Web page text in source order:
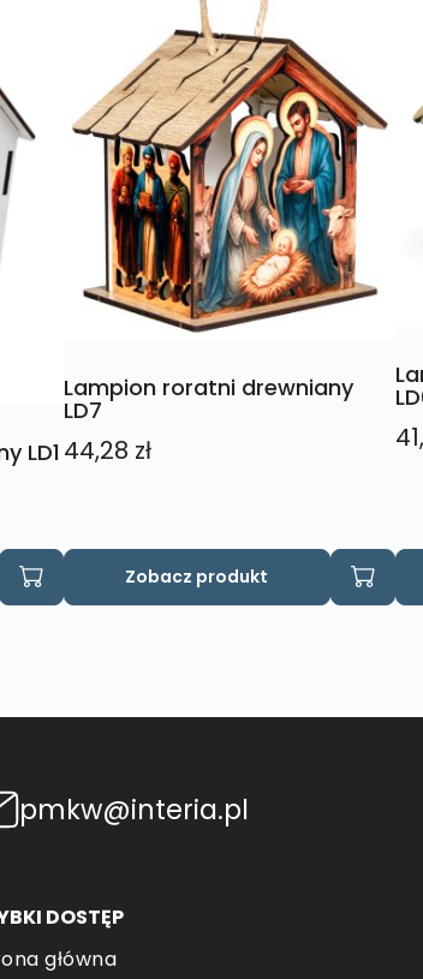
LD1
Lampion roratni drewniany
LD7
44,28 zł
Zobacz produkt
pmkw@interia.pl
DOSTĘP
główna